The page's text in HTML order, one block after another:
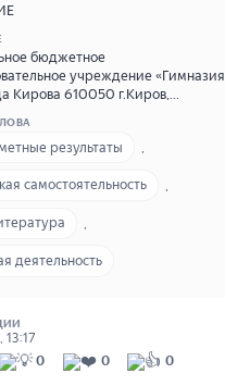
бюджетное
учреждение «Гимназия
Кирова 610050 г.Киров,
результаты
самостоятельность
деятельность
13:17
0
0 0